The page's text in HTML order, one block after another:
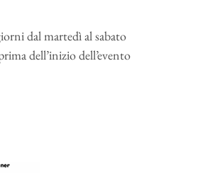
dal martedì al sabato
dell’inizio dell’evento